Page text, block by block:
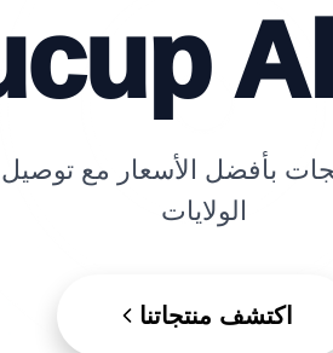
بأفضل الأسعار مع
الولايات
اكتشف منتجاتنا